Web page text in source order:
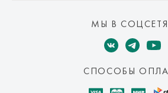
МЫ В
СПОСОБЫ